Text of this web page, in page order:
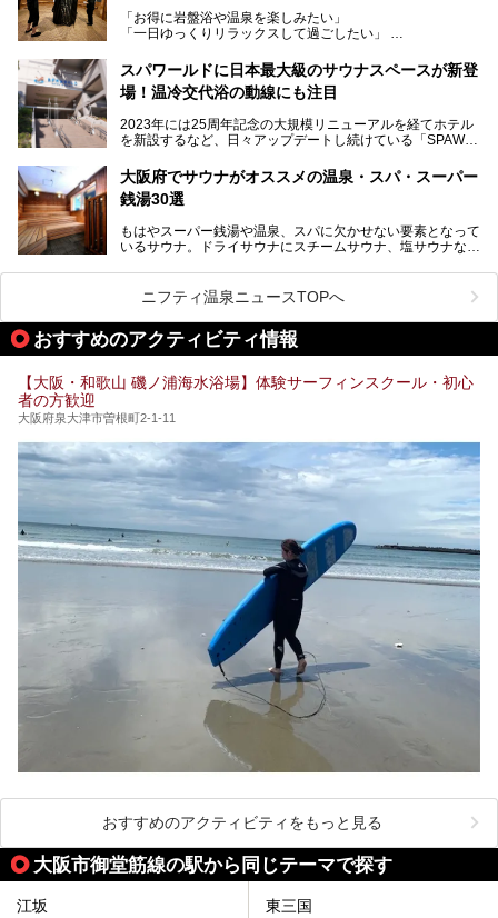
見どころが盛りだくさん。日常の疲れを癒やしたい方はもち
ろん、休日にゆったり過ごしたい方にもぴったりの内容とな
本記事では、そんなリニューアル後の注目ポイントを詳しく
紹介します。これから「鶴見緑地湯元水春」に訪れる方や、
い。
「お得に岩盤浴や温泉を楽しみたい」
「一日ゆっくりリラックスして過ごしたい」
利用できる「神州温泉 あるごの湯」です。
あるごの湯は、大阪府豊中市にある日帰り温浴施設で、阪急
チムジルバン（岩盤浴）を中心に、発汗・リラックス・漫画
タイムまで満喫できる長時間滞在型の施設なので、一日中ゆ
る迫力ある熱波パフォーマンスも毎日行われており、“とと
のう”体験をしっかり楽しめるのもポイントです。
ケやボウリングといった遊び場もあり、友人同士やカップル
で“遊び+癒し”の一日を過ごすのにもぴったり。
処にいたるまで魅力をたっぷり堪能してきたので、その全容
スパワールドに日本最大級のサウナスペースが新登
場！温冷交代浴の動線にも注目
2023年には25周年記念の大規模リニューアルを経てホテル
を新設するなど、日々アップデートし続けている「SPAWO
そんなスパワールドが2025年11月15日（土）に、新たな浴
室や日本最大級140人収容の大規模サウナを携えてリニュー
アルオープン！浴室である4F・6Fそれぞれにリニューアル
大規模リニューアルの全容を確認すべく、リニューアルプレ
オープンイベントに行ってきました！今回はそのリニューア
大阪府でサウナがオススメの温泉・スパ・スーパー
銭湯30選
もはやスーパー銭湯や温泉、スパに欠かせない要素となって
いるサウナ。ドライサウナにスチームサウナ、塩サウナな
ペース、ロウリュウなど、心ゆくまで楽しむためのサービス
が充実した施設も多くみられます。
今回はそんなサウナにこだわった、大阪府内のオススメ温
泉・銭湯・スパを30件紹介したいと思います！
ニフティ温泉ニュースTOPへ
おすすめのアクティビティ情報
【大阪・和歌山 磯ノ浦海水浴場】体験サーフィンスクール・初心
者の方歓迎
大阪府泉大津市曽根町2-1-11
おすすめのアクティビティをもっと見る
大阪市御堂筋線の駅から同じテーマで探す
江坂 東三国